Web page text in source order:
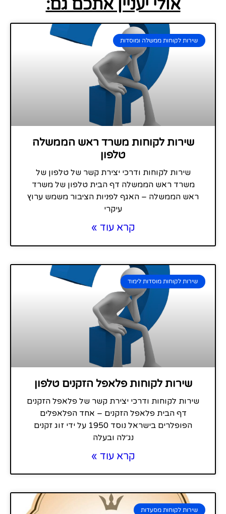
אולי יעניין אתכם גם:
שירות לקוחות ממשלה ומוסדות
שירות לקוחות משרד ראש הממשלה
טלפון
שירות לקוחות ודרכי יצירת קשר של טלפון של
משרד ראש הממשלה דף הבית טלפון של משרד
ראש הממשלה – האגף לפניות הציבור משמש ערוץ
עיקרי
קרא עוד »
שירות לקוחות מוסדות לימוד
שירות לקוחות פלאפל הזקנים טלפון
שירות לקוחות ודרכי יצירת קשר של פלאפל הזקנים
דף הבית פלאפל הזקנים – אחד הפלאפלים
הפופלרים בישראל נוסד 1950 על ידי זוג זקנים
נג׳לה ובעלה
קרא עוד »
שירות לקוחות מסעדות